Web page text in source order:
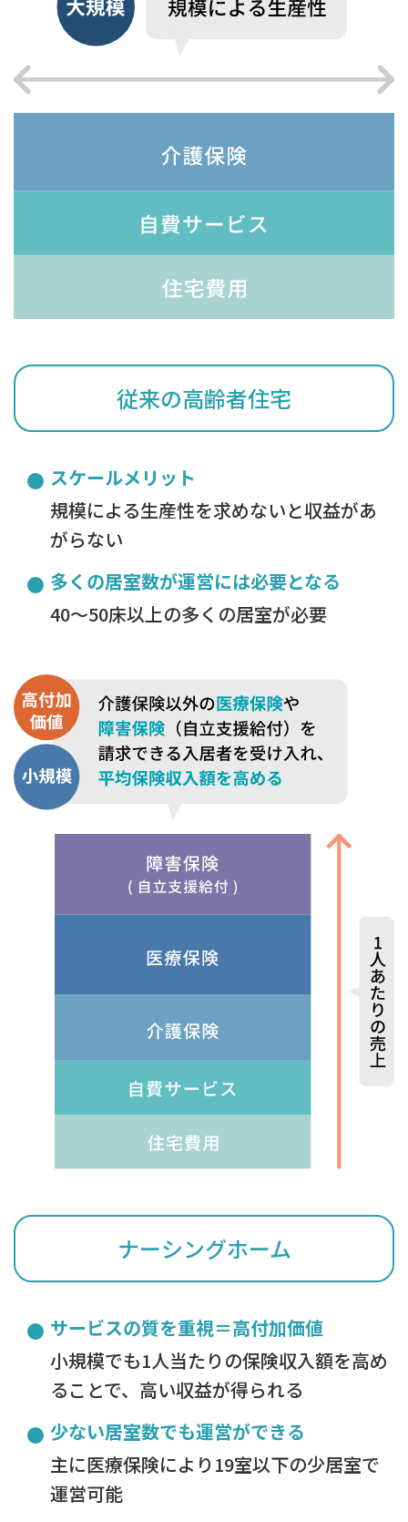
従来の高齢者住宅
スケールメリット
規模による生産性を求めないと収益があ
がらない
多くの居室数が運営には必要となる
40～50床以上の多くの居室が必要
ナーシングホーム
サービスの質を重視＝高付加価値
小規模でも1人当たりの保険収入額を高め
ることで、高い収益が得られる
少ない居室数でも運営ができる
主に医療保険により19室以下の少居室で
運営可能